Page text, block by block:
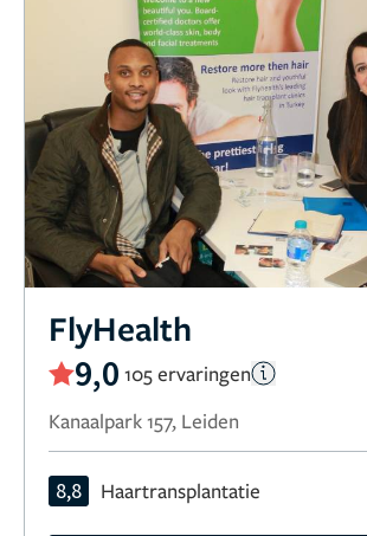
FlyHealth
9,0 105 ervaringen
Kanaalpark 157, Leiden
8,8 Haartransplantatie